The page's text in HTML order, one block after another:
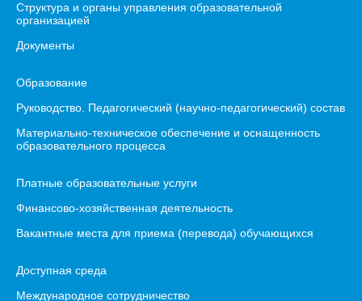
Структура и органы управления образовательной
организацией
Документы
Образование
Руководство. Педагогический (научно-педагогический) состав
Материально-техническое обеспечение и оснащенность
образовательного процесса
Платные образовательные услуги
Финансово-хозяйственная деятельность
Вакантные места для приема (перевода) обучающихся
Доступная среда
Международное сотрудничество